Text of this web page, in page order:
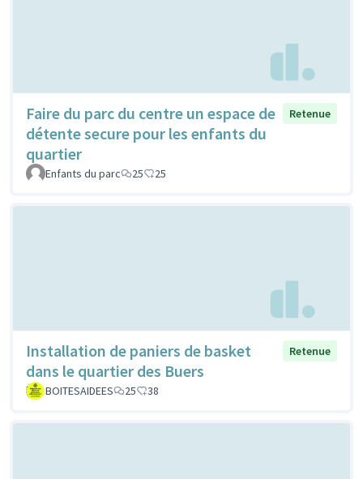
Faire du parc du centre un espace de
détente secure pour les enfants du
quartier
Retenue
Enfants du parc 25 25
Installation de paniers de basket
dans le quartier des Buers
Retenue
BOITESAIDEES 25 38